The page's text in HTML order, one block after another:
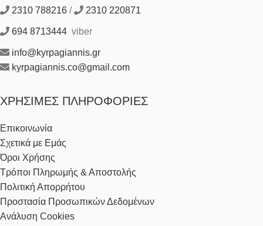
2310 788216 / 2310 220871
694 8713444 viber
info@kyrpagiannis.gr
kyrpagiannis.co@gmail.com
ΧΡΉΣΙΜΕΣ ΠΛΗΡΟΦΟΡΊΕΣ
Επικοινωνία
Σχετικά με Εμάς
Όροι Χρήσης
Τρόποι Πληρωμής & Αποστολής
Πολιτική Απορρήτου
Προστασία Προσωπικών Δεδομένων
Ανάλυση Cookies